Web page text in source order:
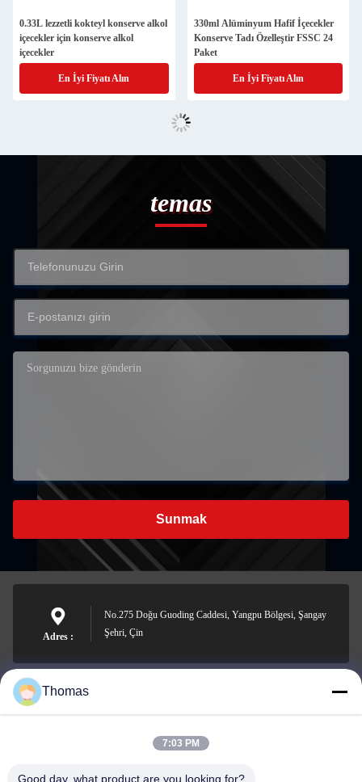
0.33L lezzetli kokteyl konserve alkol
içecekler için konserve alkol
içecekler
En İyi Fiyatı Alın
330ml Alüminyum Hafif İçecekler
Konserve Tadı Özelleştir FSSC 24
Paket
En İyi Fiyatı Alın
temas
Sunmak
Adres :
No.275 Doğu Guoding Caddesi, Yangpu Bölgesi, Şangay
Şehri, Çin
sales21@jimagroup.com
Thomas
7:03 PM
Good day, what product are you looking for?